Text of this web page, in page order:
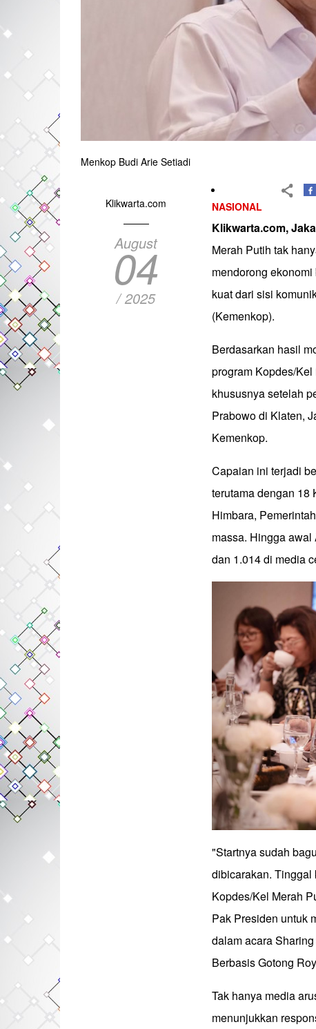
Menkop Budi Arie Setiadi
Klikwarta.com
August
04
/ 2025
NASIONAL
Klikwarta.com,
Merah Putih tak
mendorong
kuat dari sisi
(Kemenkop).
Berdasarkan hasil
program Kopdes/
khususnya setelah
Prabowo di Klaten,
Kemenkop.
Capaian ini terjadi
terutama dengan 18
Himbara,
massa. Hingga
dan 1.014 di media
"Startnya sudah
dibicarakan. Tinggal
Kopdes/Kel Merah
Pak Presiden untuk
dalam acara
Berbasis Gotong
Tak hanya media
menunjukkan